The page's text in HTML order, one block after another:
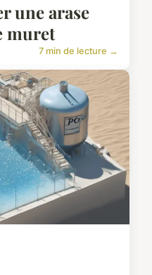
une arase
muret
7 min de lecture →